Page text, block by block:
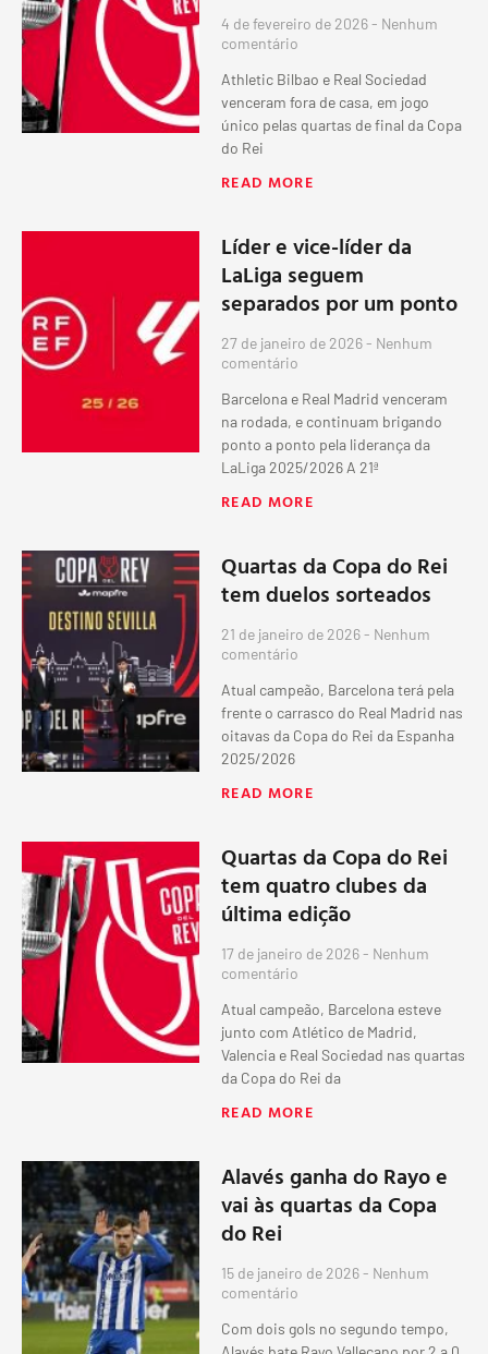
4 de fevereiro de 2026 Nenhum
comentário
Athletic Bilbao e Real Sociedad
venceram fora de casa, em jogo
único pelas quartas de final da Copa
do Rei
READ MORE
Líder e vice-líder da
LaLiga seguem
separados por um ponto
27 de janeiro de 2026 Nenhum
comentário
Barcelona e Real Madrid venceram
na rodada, e continuam brigando
ponto a ponto pela liderança da
LaLiga 2025/2026 A 21ª
READ MORE
Quartas da Copa do Rei
tem duelos sorteados
21 de janeiro de 2026 Nenhum
comentário
Atual campeão, Barcelona terá pela
frente o carrasco do Real Madrid nas
oitavas da Copa do Rei da Espanha
2025/2026
READ MORE
Quartas da Copa do Rei
tem quatro clubes da
última edição
17 de janeiro de 2026 Nenhum
comentário
Atual campeão, Barcelona esteve
junto com Atlético de Madrid,
Valencia e Real Sociedad nas quartas
da Copa do Rei da
READ MORE
Alavés ganha do Rayo e
vai às quartas da Copa
do Rei
15 de janeiro de 2026 Nenhum
comentário
Com dois gols no segundo tempo,